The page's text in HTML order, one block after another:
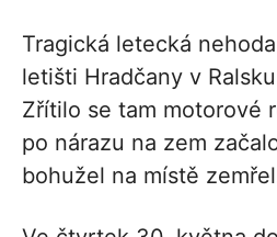
Tragická letecká
letišti Hradčany v
Zřítilo se tam motorové
po nárazu na zem
bohužel na místě